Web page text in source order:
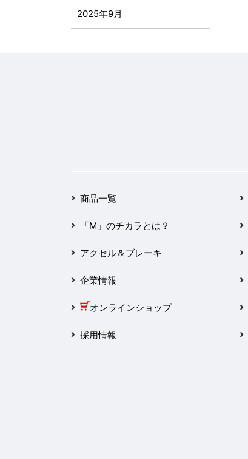
2025年9月
2025年1月
2024年12月
2024年11月
2024年10月
商品一覧
「M」のチカラとは？
アクセル＆ブレーキ
企業情報
オンラインショップ
採用情報